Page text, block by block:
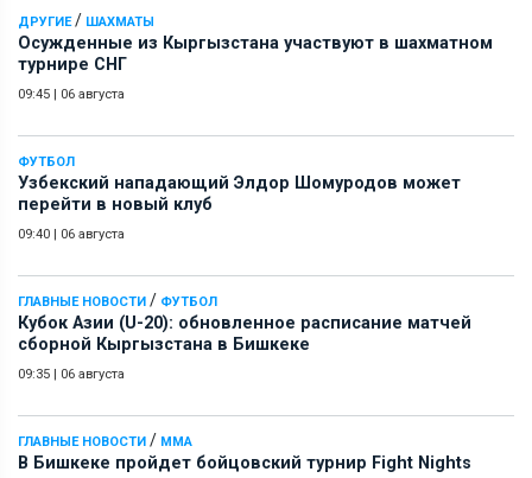
ДРУГИЕ/ ШАХМАТЫ
Осужденные из Кыргызстана участвуют в шахматном
турнире СНГ
09:45 | 06 августа
ФУТБОЛ
Узбекский нападающий Элдор Шомуродов может
перейти в новый клуб
09:40 | 06 августа
ГЛАВНЫЕ НОВОСТИ / ФУТБОЛ
Кубок Азии (U-20): обновленное расписание матчей
сборной Кыргызстана в Бишкеке
09:35 | 06 августа
ГЛАВНЫЕ НОВОСТИ / ММА
В Бишкеке пройдет бойцовский турнир Fight Nights